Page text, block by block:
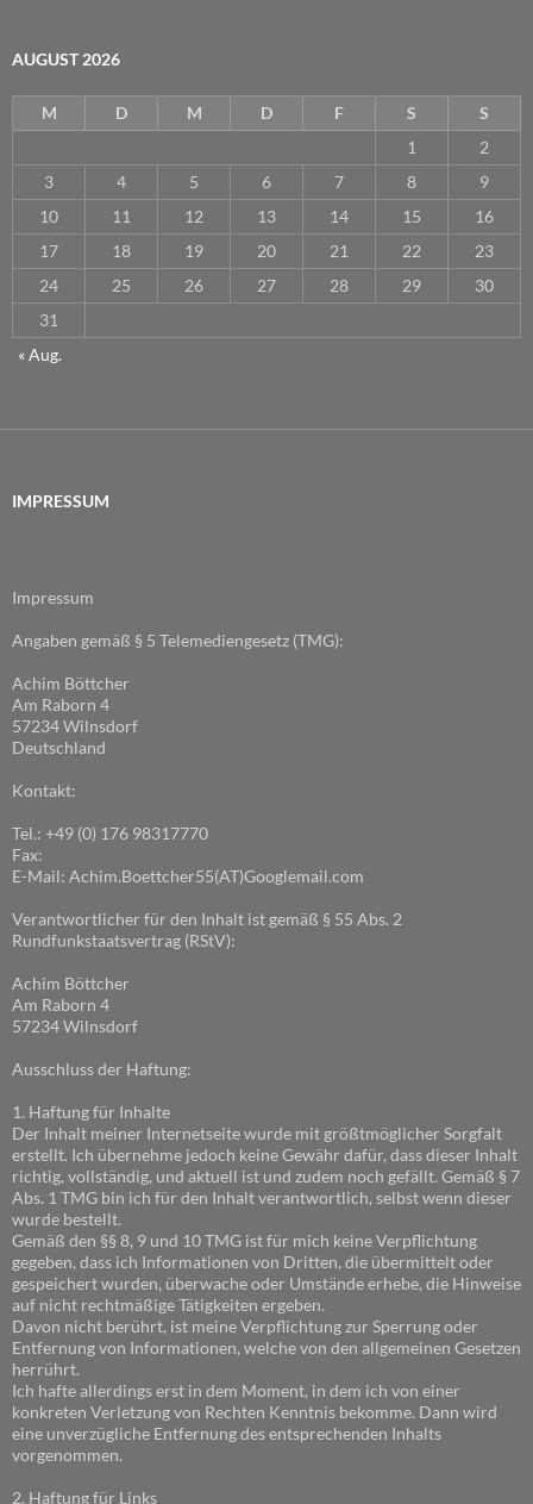
AUGUST 2026
M D M D F S
S
1
2
3
4 5 6 7 8
9
10
11 12 13 14 15
16
17
18 19 20 21 22
23
24
25 26 27 28 29
30
31
« Aug.
IMPRESSUM
Impressum
Angaben gemäß § 5 Telemediengesetz (TMG):
Achim Böttcher
Am Raborn 4
57234 Wilnsdorf
Deutschland
Kontakt:
Tel.: +49 (0) 176 98317770
Fax:
E-Mail: Achim.Boettcher55(AT)Googlemail.com
Verantwortlicher für den Inhalt ist gemäß § 55 Abs. 2
Rundfunkstaatsvertrag (RStV):
Achim Böttcher
Am Raborn 4
57234 Wilnsdorf
Ausschluss der Haftung:
1. Haftung für Inhalte
Der Inhalt meiner Internetseite wurde mit größtmöglicher Sorgfalt
erstellt. Ich übernehme jedoch keine Gewähr dafür, dass dieser Inhalt
richtig, vollständig, und aktuell ist und zudem noch gefällt. Gemäß § 7
Abs. 1 TMG bin ich für den Inhalt verantwortlich, selbst wenn dieser
wurde bestellt.
Gemäß den §§ 8, 9 und 10 TMG ist für mich keine Verpflichtung
gegeben, dass ich Informationen von Dritten, die übermittelt oder
gespeichert wurden, überwache oder Umstände erhebe, die Hinweise
auf nicht rechtmäßige Tätigkeiten ergeben.
Davon nicht berührt, ist meine Verpflichtung zur Sperrung oder
Entfernung von Informationen, welche von den allgemeinen Gesetzen
herrührt.
Ich hafte allerdings erst in dem Moment, in dem ich von einer
konkreten Verletzung von Rechten Kenntnis bekomme. Dann wird
eine unverzügliche Entfernung des entsprechenden Inhalts
vorgenommen.
2. Haftung für Links